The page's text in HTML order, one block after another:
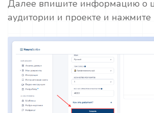
Далее впишите информацию о
аудитории и проекте и нажмите